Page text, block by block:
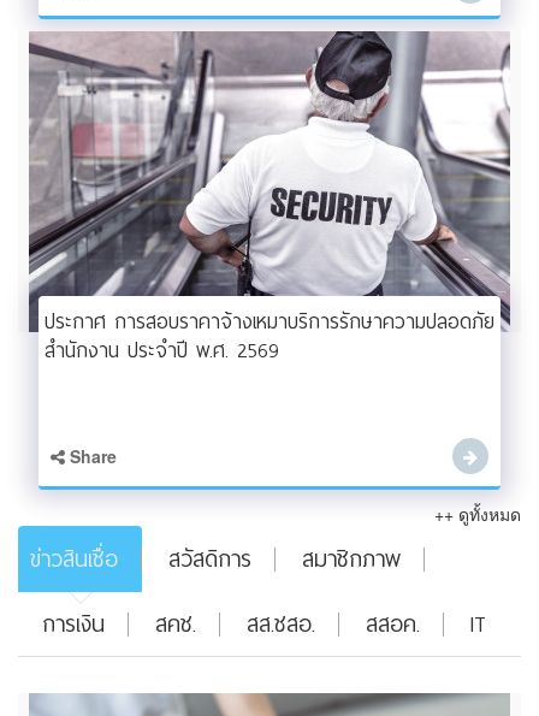
ประกาศ การสอบราคาจ้างเหมาบริการรักษาความปลอดภัย
สำนักงาน ประจำปี พ.ศ. 2569
Share
++ ดูทั้งหมด
ข่าวสินเชื่อ สวัสดิการ
สมาชิกภาพ
การเงิน
สคช. สส.ชสอ. สสอค. IT